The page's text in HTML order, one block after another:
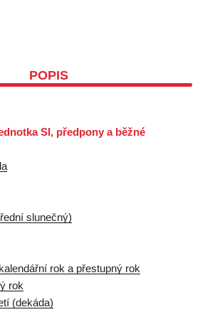
POPIS
SI, předpony a běžné
slunečný)
rok a přestupný rok
rok
(dekáda)